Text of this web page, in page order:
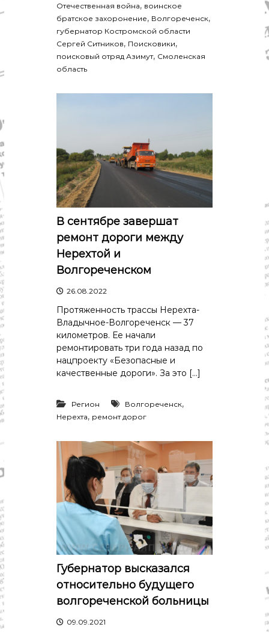
Отечественная война, воинское
братское захоронение, Волгореченск,
губернатор Костромской области
Сергей Ситников, Поисковики,
поисковый отряд Азимут, Смоленская
область
В сентябре завершат
ремонт дороги между
Нерехтой и
Волгореченском
26.08.2022
Протяженность трассы Нерехта-
Владычное-Волгореченск — 37
километров. Ее начали
ремонтировать три года назад по
нацпроекту «Безопасные и
качественные дороги». За это […]
Регион Волгореченск,
Нерехта, ремонт дорог
Губернатор высказался
относительно будущего
волгореченской больницы
09.09.2021